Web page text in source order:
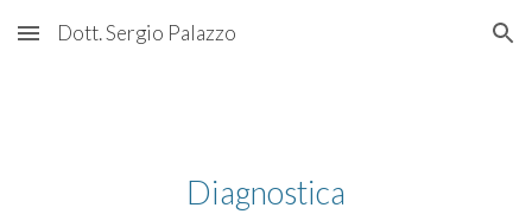
Skip to main content Skip to navigation
Dott. Sergio Palazzo
Diagnostica